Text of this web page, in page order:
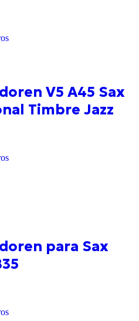
V5 A45 Sax
Timbre Jazz
para Sax